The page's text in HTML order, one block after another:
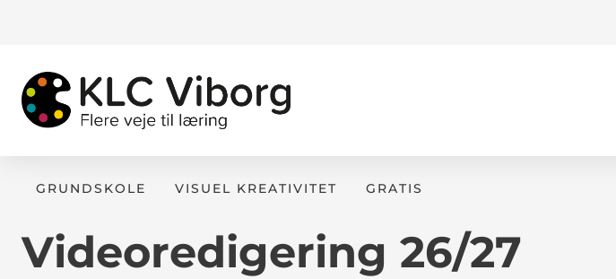
GRUNDSKOLE VISUEL KREATIVITET GRATIS
Videoredigering 26/27